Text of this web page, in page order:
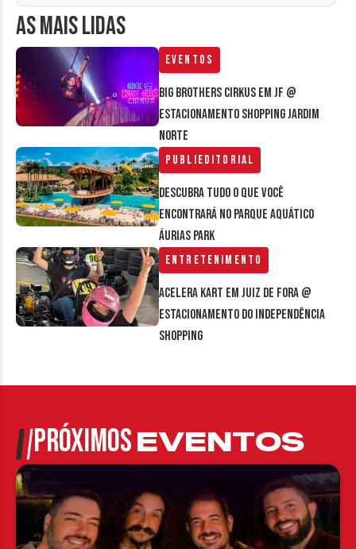
AS MAIS LIDAS
Eventos
Big Brothers Cirkus em JF @
estacionamento Shopping Jardim
Norte
Publieditorial
Descubra tudo o que você
encontrará no parque aquático
Áurias Park
Entretenimento
Acelera Kart em Juiz de Fora @
estacionamento do Independência
Shopping
PRÓXIMOSEVENTOS